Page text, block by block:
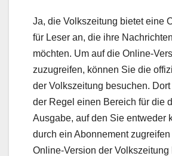
Ja, die Volkszeitung bietet eine
für Leser an, die ihre
möchten. Um auf die Online-
zuzugreifen, können Sie die
der Volkszeitung besuchen.
der Regel einen Bereich für die
Ausgabe, auf den Sie entweder
durch ein Abonnement
Online-Version der Volkszeitung